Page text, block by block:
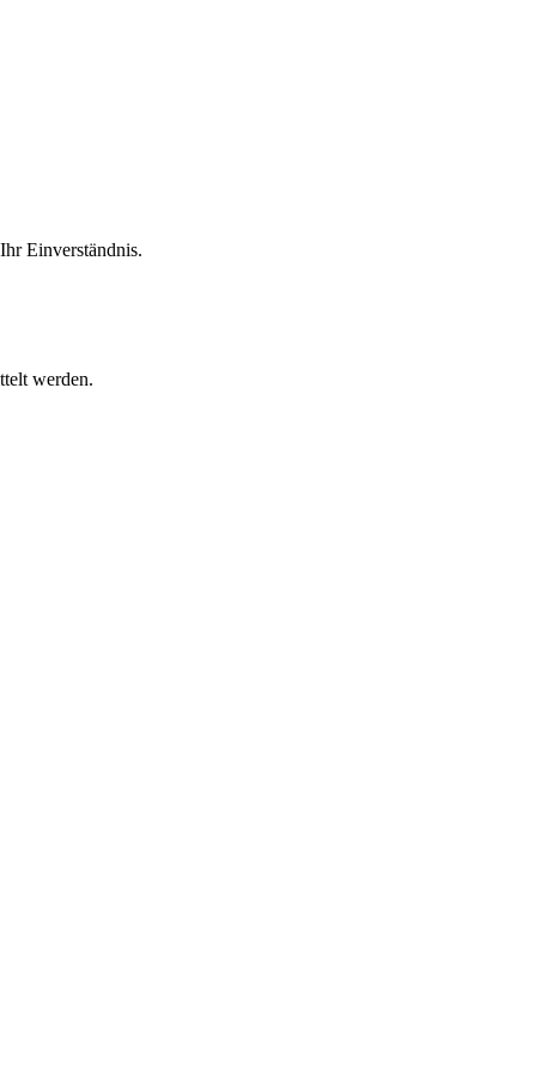
Einverständnis.
werden.